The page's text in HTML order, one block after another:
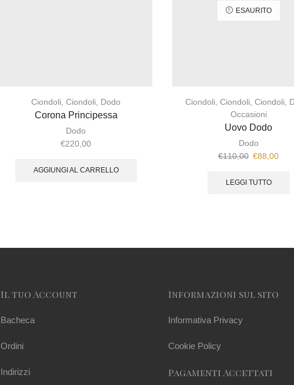
Ciondoli ,Ciondoli Dodo
Corona Principessa
Dodo
€220,00
AGGIUNGI AL CARRELLO
ESAURITO
Ciondoli ,Ciondoli ,Ciondoli
Occasioni
Uovo Dodo
Dodo
€110,00 €88,00
LEGGI TUTTO
Il tuo Account
Bacheca
Ordini
Indirizzi
Informazioni sul sito
Informativa Privacy
Cookie Policy
Pagamenti Accettati